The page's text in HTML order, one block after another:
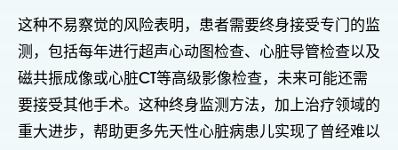
这种不易察觉的风险表明，患者需要终身接受专门的监
测，包括每年进行超声心动图检查、心脏导管检查以及
磁共振成像或心脏CT等高级影像检查，未来可能还需
要接受其他手术。这种终身监测方法，加上治疗领域的
重大进步，帮助更多先天性心脏病患儿实现了曾经难以